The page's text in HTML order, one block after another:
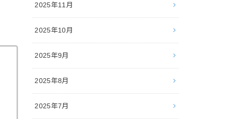
2025年11月
2025年10月
2025年9月
2025年8月
2025年7月